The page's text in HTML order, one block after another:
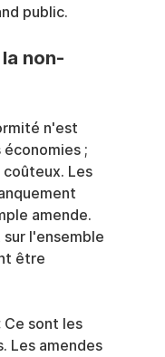
public.
non-
n'est
;
Les
amende.
l'ensemble
être
Ce sont les
Les amendes